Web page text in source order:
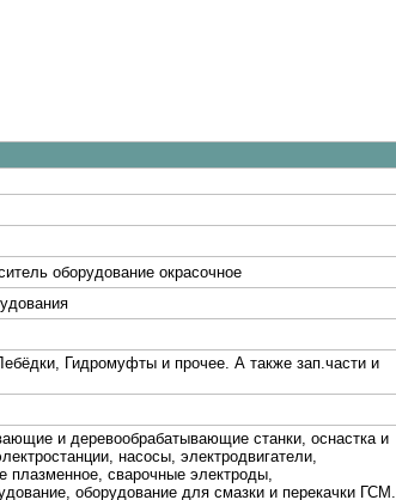
оборудование окрасочное
Гидромуфты и прочее. А также зап.части и
и деревообрабатывающие станки, оснастка и
насосы, электродвигатели,
плазменное, сварочные электроды,
оборудование для смазки и перекачки ГСМ.